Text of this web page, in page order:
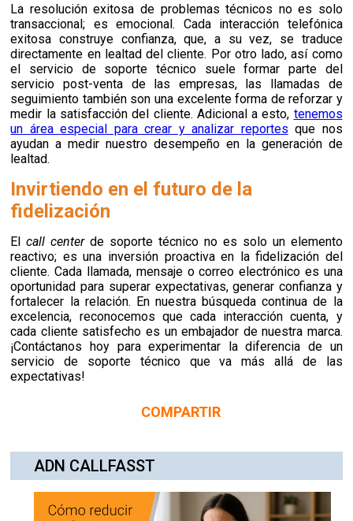
La resolución exitosa de problemas técnicos no es solo
transaccional; es emocional. Cada interacción telefónica
exitosa construye confianza, que, a su vez, se traduce
directamente en lealtad del cliente. Por otro lado, así como
el servicio de soporte técnico suele formar parte del
servicio post-venta de las empresas, las llamadas de
seguimiento también son una excelente forma de reforzar y
medir la satisfacción del cliente. Adicional a esto, tenemos
un área especial para crear y analizar reportes que nos
ayudan a medir nuestro desempeño en la generación de
lealtad.
Invirtiendo en el futuro de la
fidelización
Elcall centerde soporte técnico no es solo un elemento
reactivo; es una inversión proactiva en la fidelización del
cliente. Cada llamada, mensaje o correo electrónico es una
oportunidad para superar expectativas, generar confianza y
fortalecer la relación. En nuestra búsqueda continua de la
excelencia, reconocemos que cada interacción cuenta, y
cada cliente satisfecho es un embajador de nuestra marca.
¡Contáctanos hoy para experimentar la diferencia de un
servicio de soporte técnico que va más allá de las
expectativas!
COMPARTIR
ADN CALLFASST